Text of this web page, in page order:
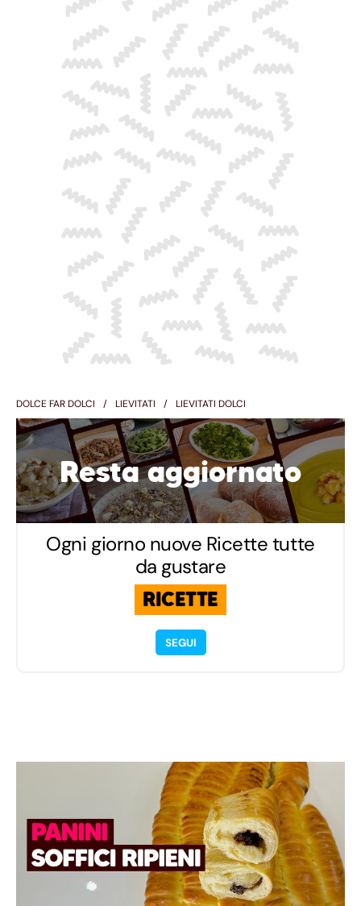
DOLCE FAR DOLCI LIEVITATI LIEVITATI DOLCI
Resta aggiornato
Ogni giorno nuove Ricette tutte
da gustare
RICETTE
SEGUI